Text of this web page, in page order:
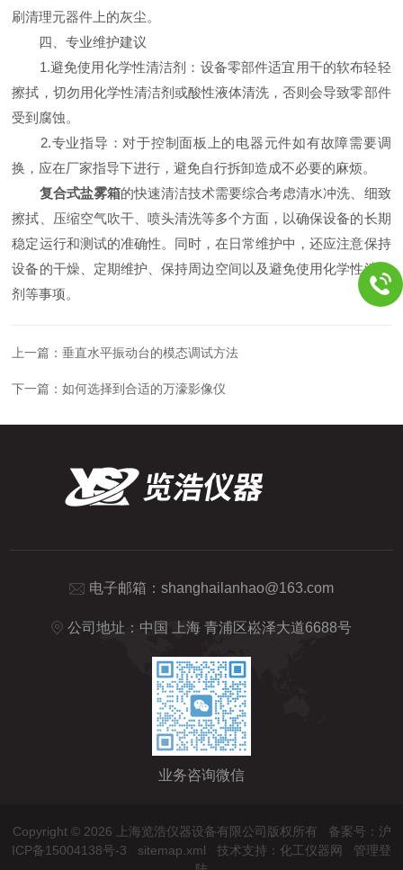
刷清理元器件上的灰尘。
四、专业维护建议
1.避免使用化学性清洁剂：设备零部件适宜用干的软布轻轻
擦拭，切勿用化学性清洁剂或酸性液体清洗，否则会导致零部件
受到腐蚀。
2.专业指导：对于控制面板上的电器元件如有故障需要调
换，应在厂家指导下进行，避免自行拆卸造成不必要的麻烦。
复合式盐雾箱的快速清洁技术需要综合考虑清水冲洗、细致
擦拭、压缩空气吹干、喷头清洗等多个方面，以确保设备的长期
稳定运行和测试的准确性。同时，在日常维护中，还应注意保持
设备的干燥、定期维护、保持周边空间以及避免使用化学性清洁
剂等事项。
上一篇：垂直水平振动台的模态调试方法
下一篇：如何选择到合适的万濠影像仪
电子邮箱： shanghailanhao@163.com
公司地址：中国 上海 青浦区崧泽大道6688号
业务咨询微信
Copyright © 2026 上海览浩仪器设备有限公司版权所有 备案号：沪
ICP备15004138号-3
sitemap.xml 技术支持： 化工仪器网
管理登